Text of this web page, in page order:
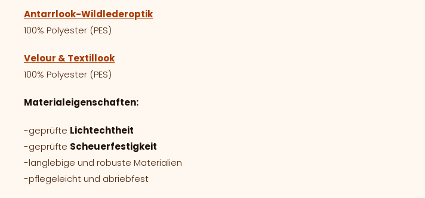
Antarrlook-Wildlederoptik
100% Polyester (PES)
Velour & Textillook
100% Polyester (PES)
Materialeigenschaften:
-geprüfte Lichtechtheit
-geprüfte Scheuerfestigkeit
-langlebige und robuste Materialien
-pflegeleicht und abriebfest